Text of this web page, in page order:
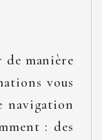
de manière
vous
navigation
: des